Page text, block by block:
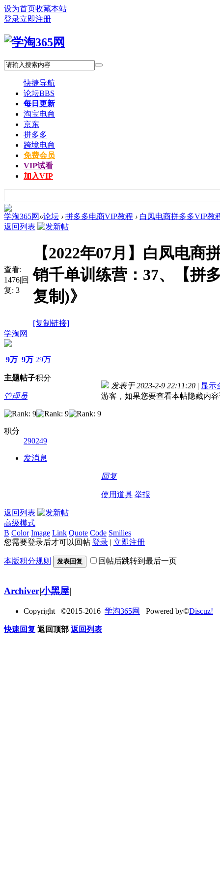
设为首页收藏本站
登录立即注册
快捷导航
论坛BBS
每日更新
淘宝电商
京东
拼多多
跨境电商
免费会员
VIP试看
加入VIP
学淘365网 »论坛 › 拼多多电商VIP教程 › 白凤电商拼多多VIP教
返回列表
查看:
1476|回
复: 3
【2022年07月】白凤电
销千单训练营：37、【拼
复制)》
[复制链接]
学淘网
9万
主题
9万
帖子
29万
积分
管理员
积分
290249
发消息
发表于 2023-2-9 22:11:20 | 显示
游客，如果您要查看本帖隐藏内
回复
使用道具 举报
返回列表
高级模式
B Color Image Link Quote Code Smilies
您需要登录后才可以回帖 登录 | 立即注册
本版积分规则 发表回复 回帖后跳转到最后一页
Archiver|小黑屋|
Copyright ©2015-2016 学淘365网 Powered by©Discuz!
快速回复 返回顶部 返回列表